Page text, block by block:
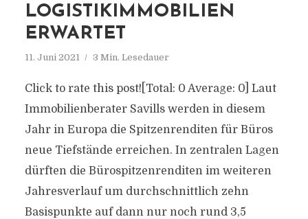
LOGISTIKIMMOBILIEN
ERWARTET
11. Juni 2021 3 Min. Lesedauer
Click to rate this post![Total: 0 Average: 0] Laut
Immobilienberater Savills werden in diesem
Jahr in Europa die Spitzenrenditen für Büros
neue Tiefstände erreichen. In zentralen Lagen
dürften die Bürospitzenrenditen im weiteren
Jahresverlauf um durchschnittlich zehn
Basispunkte auf dann nur noch rund 3,5